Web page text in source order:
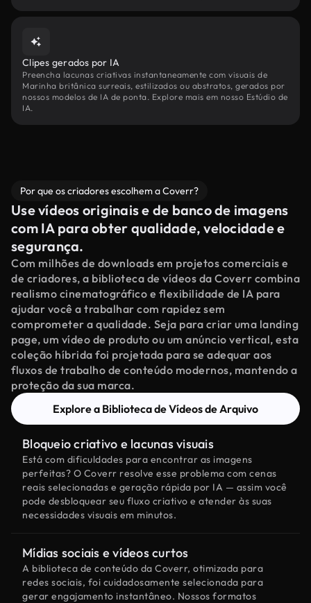
Clipes gerados por IA
Preencha lacunas criativas instantaneamente com visuais de
Marinha britânica surreais, estilizados ou abstratos, gerados por
nossos modelos de IA de ponta. Explore mais em nosso Estúdio de
IA.
Por que os criadores escolhem a Coverr?
Use vídeos originais e de banco de imagens
com IA para obter qualidade, velocidade e
segurança.
Com milhões de downloads em projetos comerciais e
de criadores, a biblioteca de vídeos da Coverr combina
realismo cinematográfico e flexibilidade de IA para
ajudar você a trabalhar com rapidez sem
comprometer a qualidade. Seja para criar uma landing
page, um vídeo de produto ou um anúncio vertical, esta
coleção híbrida foi projetada para se adequar aos
fluxos de trabalho de conteúdo modernos, mantendo a
proteção da sua marca.
Explore a Biblioteca de Vídeos de Arquivo
Bloqueio criativo e lacunas visuais
Está com dificuldades para encontrar as imagens
perfeitas? O Coverr resolve esse problema com cenas
reais selecionadas e geração rápida por IA — assim você
pode desbloquear seu fluxo criativo e atender às suas
necessidades visuais em minutos.
Mídias sociais e vídeos curtos
A biblioteca de conteúdo da Coverr, otimizada para
redes sociais, foi cuidadosamente selecionada para
gerar engajamento instantâneo. Nossos formatos